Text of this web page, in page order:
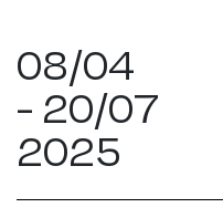
08/04
- 20/07
2025